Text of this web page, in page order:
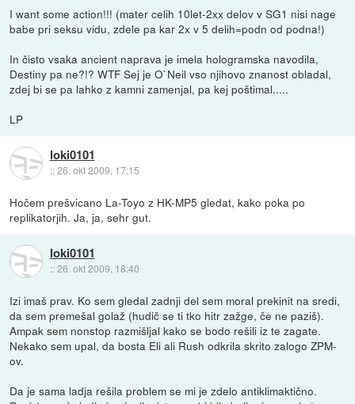
I want some action!!! (mater celih 10let-2xx delov v SG1 nisi nage
babe pri seksu vidu, zdele pa kar 2x v 5 delih=podn od podna!)
In čisto vsaka ancient naprava je imela hologramska navodila,
Destiny pa ne?!? WTF Sej je O`Neil vso njihovo znanost obladal,
zdej bi se pa lahko z kamni zamenjal, pa kej poštimal.....
LP
loki0101
::26. okt 2009, 17:15
Hočem prešvicano La-Toyo z HK-MP5 gledat, kako poka po
replikatorjih. Ja, ja, sehr gut.
loki0101
::26. okt 2009, 18:40
Izi imaš prav. Ko sem gledal zadnji del sem moral prekinit na sredi,
da sem premešal golaž (hudič se ti tko hitr zažge, če ne paziš).
Ampak sem nonstop razmišljal kako se bodo rešili iz te zagate.
Nekako sem upal, da bosta Eli ali Rush odkrila skrito zalogo ZPM-
ov.
Da je sama ladja rešila problem se mi je zdelo antiklimaktično.